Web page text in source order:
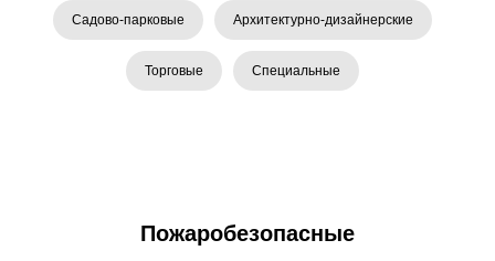
Садово-парковые Архитектурно-дизайнерские
Торговые Специальные
Пожаробезопасные